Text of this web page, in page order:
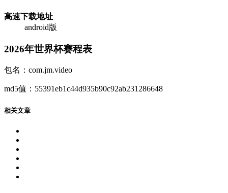
高速下载地址
android版
2026年世界杯赛程表
包名：com.jm.video
md5值：55391eb1c44d935b90c92ab231286648
相关文章